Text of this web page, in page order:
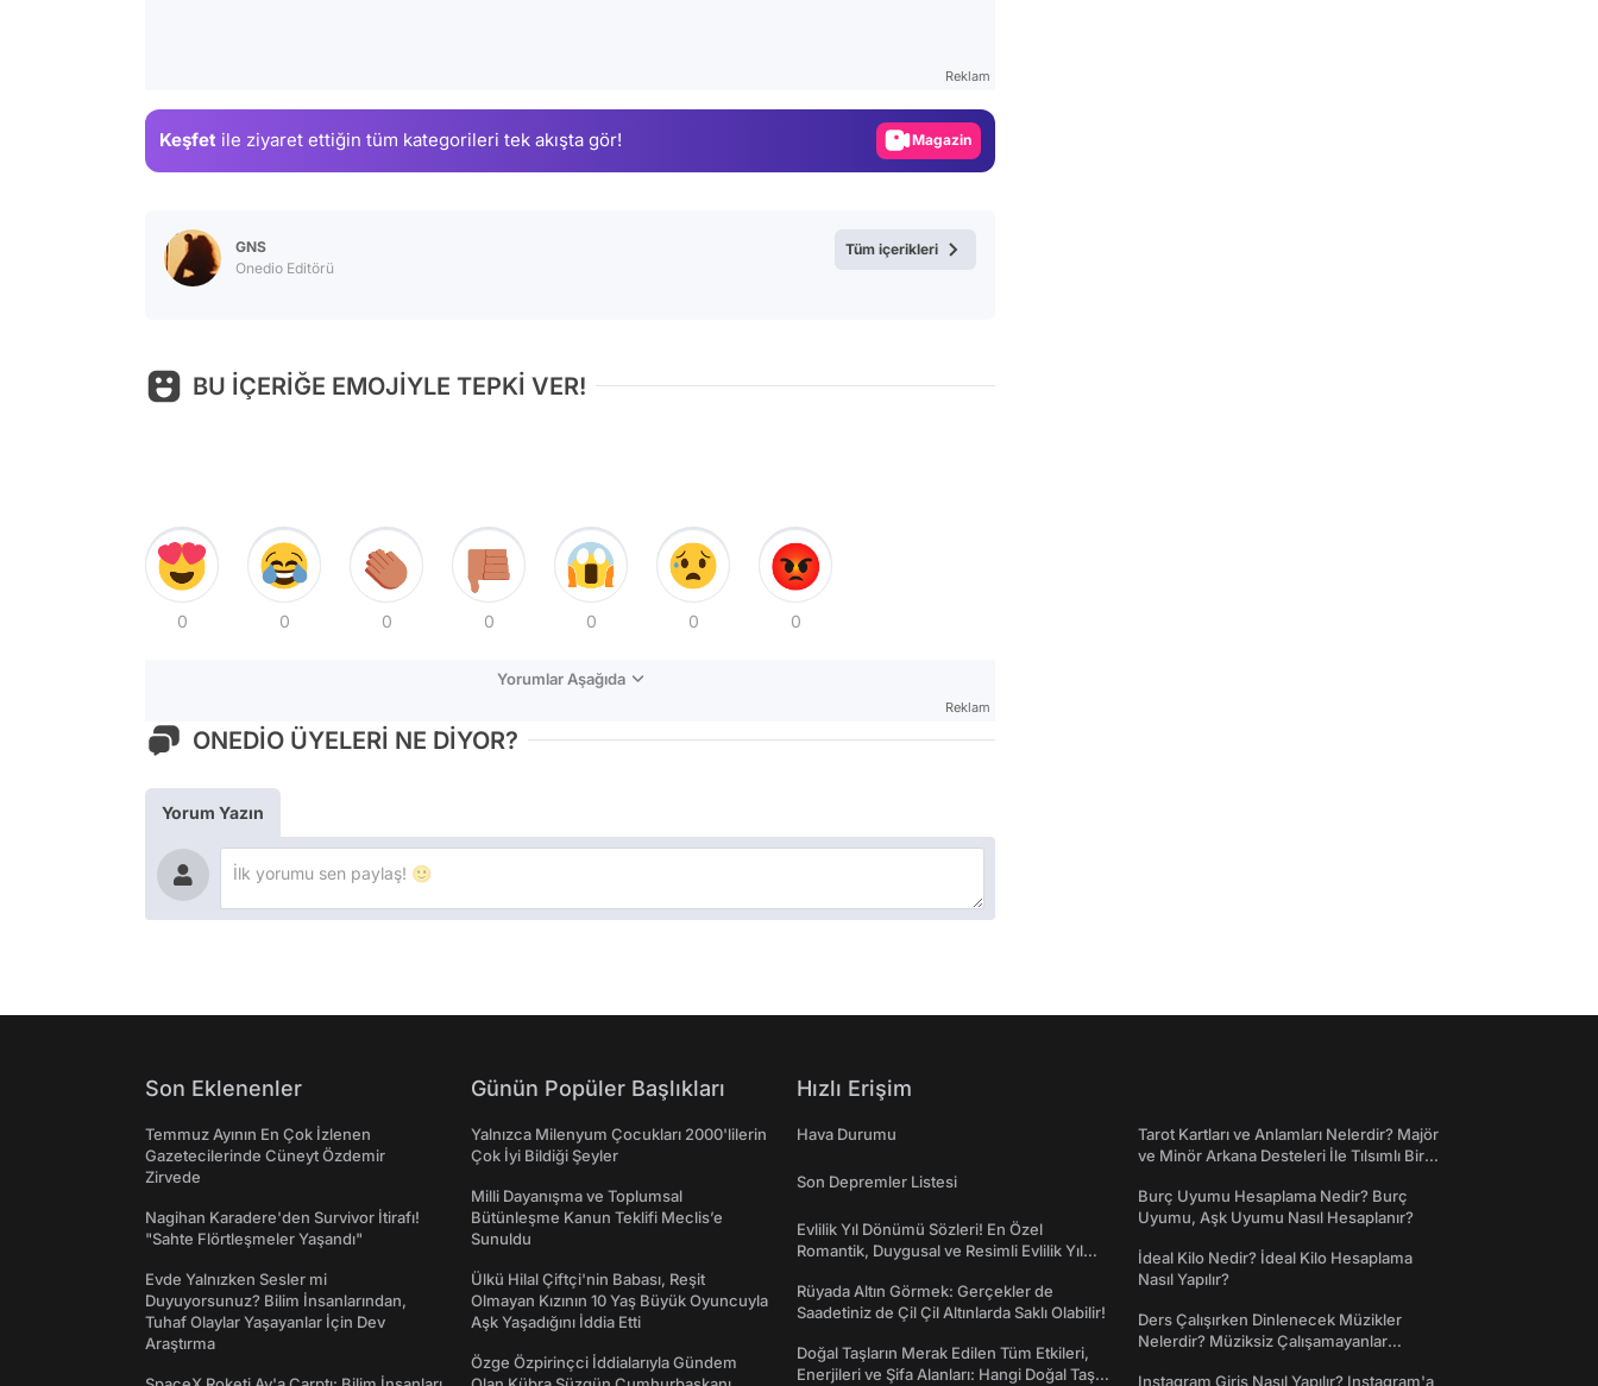
Reklam
Keşfet ile ziyaret ettiğin tüm kategorileri tek akışta gör! Magazin
GNS
Onedio Editörü
Tüm içerikleri
BU İÇERİĞE EMOJİYLE TEPKİ VER!
0 0 0 0 0 0 0
Yorumlar Aşağıda
Reklam
ONEDİO ÜYELERİ NE DİYOR?
Yorum Yazın
Son Eklenenler
Temmuz Ayının En Çok İzlenen
Gazetecilerinde Cüneyt Özdemir
Zirvede
Nagihan Karadere'den Survivor İtirafı!
"Sahte Flörtleşmeler Yaşandı"
Evde Yalnızken Sesler mi
Duyuyorsunuz? Bilim İnsanlarından,
Tuhaf Olaylar Yaşayanlar İçin Dev
Araştırma
Günün Popüler Başlıkları
Yalnızca Milenyum Çocukları 2000'lilerin
Çok İyi Bildiği Şeyler
Milli Dayanışma ve Toplumsal
Bütünleşme Kanun Teklifi Meclis’e
Sunuldu
Ülkü Hilal Çiftçi'nin Babası, Reşit
Olmayan Kızının 10 Yaş Büyük Oyuncuyla
Aşk Yaşadığını İddia Etti
Özge Özpirinçci İddialarıyla Gündem
Hızlı Erişim
Hava Durumu
Son Depremler Listesi
Evlilik Yıl Dönümü Sözleri! En Özel
Romantik, Duygusal ve Resimli Evlilik Yıl
Rüyada Altın Görmek: Gerçekler de
Saadetiniz de Çil Çil Altınlarda Saklı Olabilir!
Doğal Taşların Merak Edilen Tüm Etkileri,
Enerjileri ve Şifa Alanları: Hangi Doğal Taş
Tarot Kartları ve Anlamları Nelerdir? Majör
ve Minör Arkana Desteleri İle Tılsımlı Bir
Burç Uyumu Hesaplama Nedir? Burç
Uyumu, Aşk Uyumu Nasıl Hesaplanır?
İdeal Kilo Nedir? İdeal Kilo Hesaplama
Nasıl Yapılır?
Ders Çalışırken Dinlenecek Müzikler
Nelerdir? Müziksiz Çalışamayanlar
Instagram Giriş Nasıl Yapılır? Instagram'a